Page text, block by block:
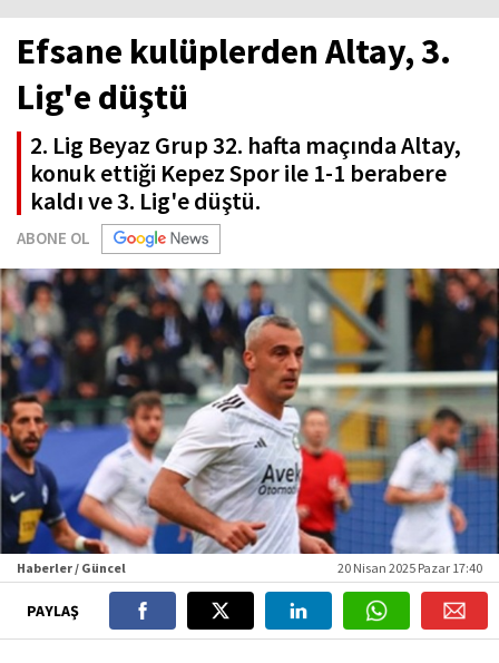
Efsane kulüplerden Altay, 3.
Lig'e düştü
2. Lig Beyaz Grup 32. hafta maçında Altay,
konuk ettiği Kepez Spor ile 1-1 berabere
kaldı ve 3. Lig'e düştü.
ABONE OL
Haberler / Güncel 20 Nisan 2025 Pazar 17:40
PAYLAŞ